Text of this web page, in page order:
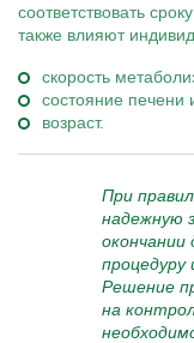
соответствовать
также влияют
скорость
состояние печени
возраст.
При
надежную
процедуру
Решение
на